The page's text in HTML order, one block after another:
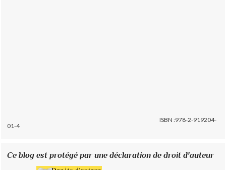
ISBN :978-2-919204-
01-4
Ce blog est protégé par une déclaration de droit d'auteur